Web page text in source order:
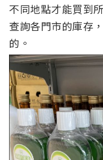
不同地點才能買到
查詢各門市的庫存
的。